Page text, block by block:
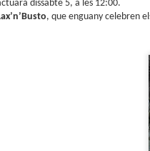
dissabte 5, a les 12:00.
, que enguany celebren